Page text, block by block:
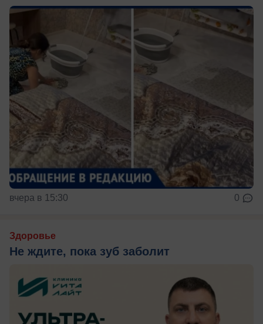
вчера в 15:30 0
Здоровье
Не ждите, пока зуб заболит